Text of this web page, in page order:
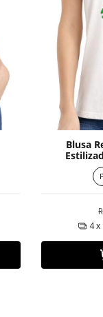
Blusa
P
4x